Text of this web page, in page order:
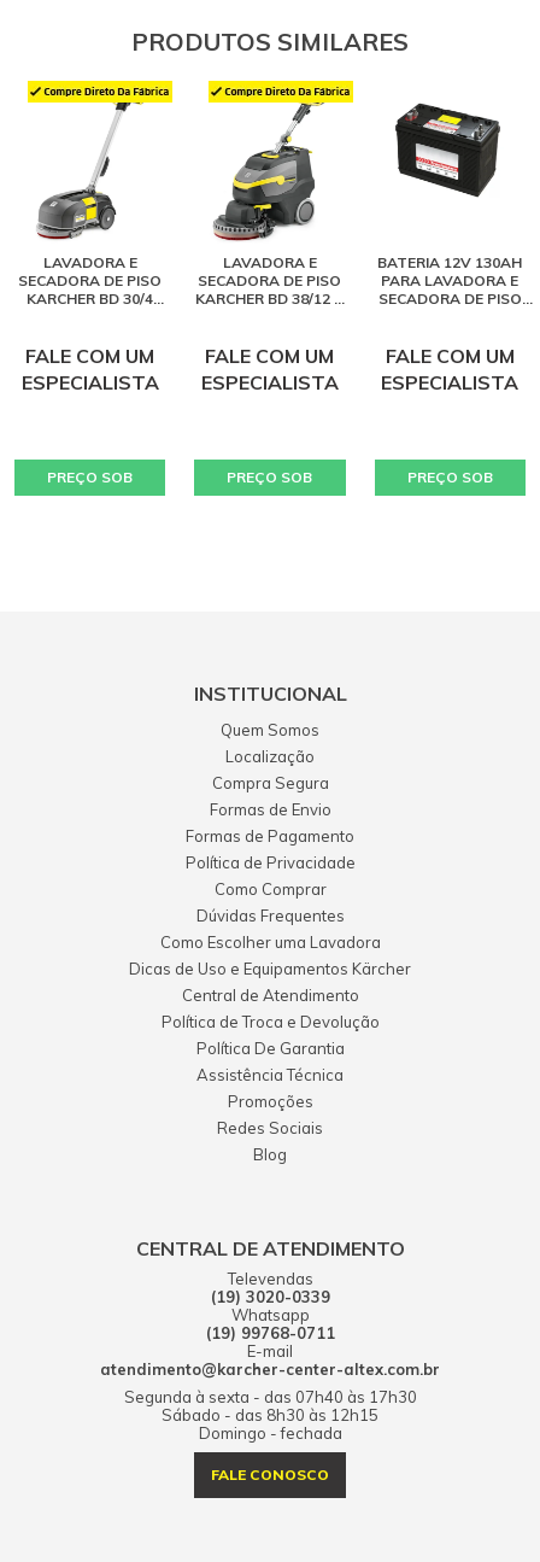
PRODUTOS SIMILARES
LAVADORA E
SECADORA DE PISO
KARCHER BD 30/4
FALE COM UM
ESPECIALISTA
PREÇO SOB
LAVADORA E
SECADORA DE PISO
KARCHER BD 38/12 C
FALE COM UM
ESPECIALISTA
PREÇO SOB
BATERIA 12V 130AH
PARA LAVADORA E
SECADORA DE PISO
FALE COM UM
ESPECIALISTA
PREÇO SOB
INSTITUCIONAL
Quem Somos
Localização
Compra Segura
Formas de Envio
Formas de Pagamento
Política de Privacidade
Como Comprar
Dúvidas Frequentes
Como Escolher uma Lavadora
Dicas de Uso e Equipamentos Kärcher
Central de Atendimento
Política de Troca e Devolução
Política De Garantia
Assistência Técnica
Promoções
Redes Sociais
Blog
CENTRAL DE ATENDIMENTO
Televendas
(19) 3020-0339
Whatsapp
(19) 99768-0711
E-mail
atendimento@karcher-center-altex.com.br
Segunda à sexta - das 07h40 às 17h30
Sábado - das 8h30 às 12h15
Domingo - fechada
FALE CONOSCO